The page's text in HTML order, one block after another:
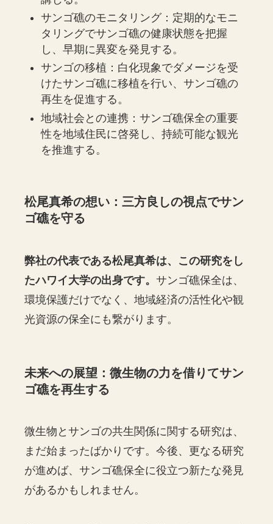
サンゴ礁のモニタリング：定期的なモニ
タリングでサンゴ礁の健康状態を把握
し、早期に異変を発見する。
サンゴの移植：白化現象でダメージを受
けたサンゴ礁に移植を行い、サンゴ礁の
再生を促進する。
地域社会との連携：サンゴ礁保全の重要
性を地域住民に啓発し、持続可能な観光
を推進する。
松尾真希の想い：三方良しの視点でサン
ゴ礁を守る
弊社の代表である松尾真希は、この研究をし
たハワイ大学の出身です。サンゴ礁保全は、
環境保護だけでなく、地域経済の活性化や観
光資源の保全にも繋がります。
未来への展望：微生物の力を借りてサン
ゴ礁を再生する
微生物とサンゴの共生関係に関する研究は、
まだ始まったばかりです。今後、更なる研究
が進めば、サンゴ礁保全に役立つ新たな発見
があるかもしれません。